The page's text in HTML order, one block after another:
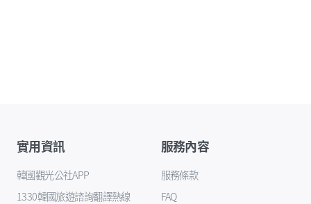
實用資訊
韓國觀光公社APP
1330韓國旅遊諮詢翻譯熱線
服務內容
服務條款
FAQ